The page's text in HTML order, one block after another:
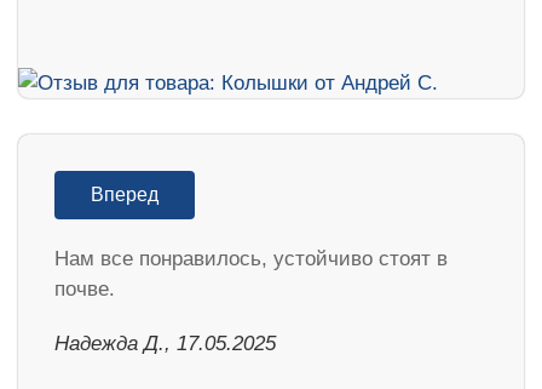
Вперед
Нам все понравилось, устойчиво стоят в
почве.
Надежда Д., 17.05.2025